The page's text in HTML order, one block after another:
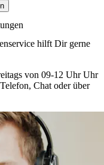
hilft Dir gerne
von 09-12 Uhr Uhr
Chat oder über